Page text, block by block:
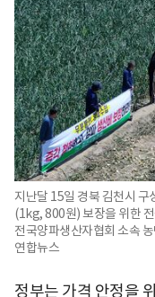
지난달 15일 경북 김천시 구
(1kg, 800원) 보장을 위한
전국양파생산자협회 소속
연합뉴스
정부는 가격 안정을